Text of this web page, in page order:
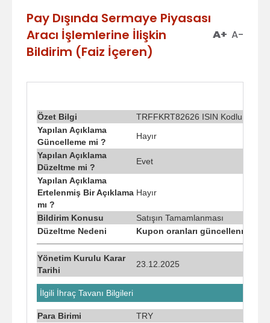
Pay Dışında Sermaye Piyasası
Aracı İşlemlerine İlişkin
Bildirim (Faiz İçeren)
A+ A-
Özet Bilgi
TRFFKRT82626 ISIN Kodlu
Yapılan Açıklama
Güncelleme mi ?
Hayır
Yapılan Açıklama
Düzeltme mi ?
Evet
Yapılan Açıklama
Ertelenmiş Bir Açıklama
mı ?
Hayır
Bildirim Konusu
Satışın Tamamlanması
Düzeltme Nedeni
Kupon oranları güncellenmiştir.
Yönetim Kurulu Karar
Tarihi
23.12.2025
İlgili İhraç Tavanı Bilgileri
Para Birimi
TRY